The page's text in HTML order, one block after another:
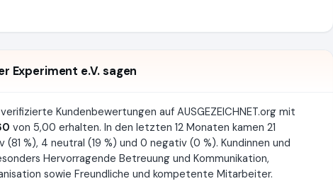
Experiment e.V. sagen
verifizierte Kundenbewertungen auf AUSGEZEICHNET.org mit
von 5,00 erhalten. In den letzten 12 Monaten kamen 21
%), 4 neutral (19 %) und 0 negativ (0 %). Kundinnen und
Hervorragende Betreuung und Kommunikation,
sowie Freundliche und kompetente Mitarbeiter.